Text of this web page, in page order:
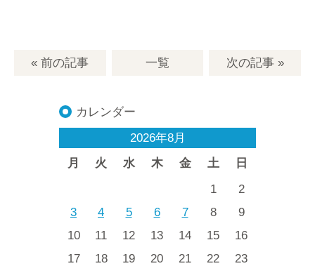
« 前の記事 一覧 次の記事»
カレンダー
2026年8月
月
火 水 木 金 土 日
1
2
3
4 5 6 7 8
9
10
11 12 13 14 15
16
17
18 19 20 21 22
23